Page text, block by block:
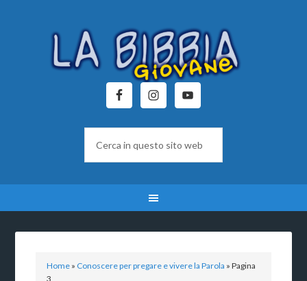
Home » Conoscere per pregare e vivere la Parola »Pagina
3